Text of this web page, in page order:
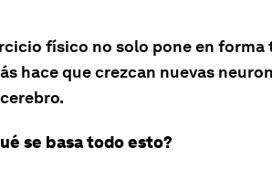
físico no solo pone en
hace que crezcan nuevas
se basa todo esto?